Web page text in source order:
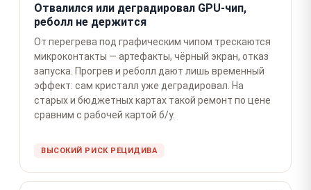
Отвалился или деградировал GPU-чип,
реболл не держится
От перегрева под графическим чипом трескаются
микроконтакты — артефакты, чёрный экран, отказ
запуска. Прогрев и реболл дают лишь временный
эффект: сам кристалл уже деградировал. На
старых и бюджетных картах такой ремонт по цене
сравним с рабочей картой б/у.
ВЫСОКИЙ РИСК РЕЦИДИВА